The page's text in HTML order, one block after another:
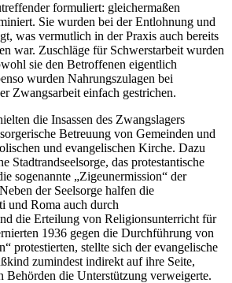
formuliert: gleichermaßen
Sie wurden bei der Entlohnung und
was vermutlich in der Praxis auch bereits
war. Zuschläge für Schwerstarbeit wurden
sie den Betroffenen eigentlich
wurden Nahrungszulagen bei
Zwangsarbeit einfach gestrichen.
die Insassen des Zwangslagers
Betreuung von Gemeinden und
und evangelischen Kirche. Dazu
Stadtrandseelsorge, das protestantische
sogenannte „Zigeunermission“ der
der Seelsorge halfen die
und Roma auch durch
die Erteilung von Religionsunterricht für
1936 gegen die Durchführung von
protestierten, stellte sich der evangelische
zumindest indirekt auf ihre Seite,
Behörden die Unterstützung verweigerte.